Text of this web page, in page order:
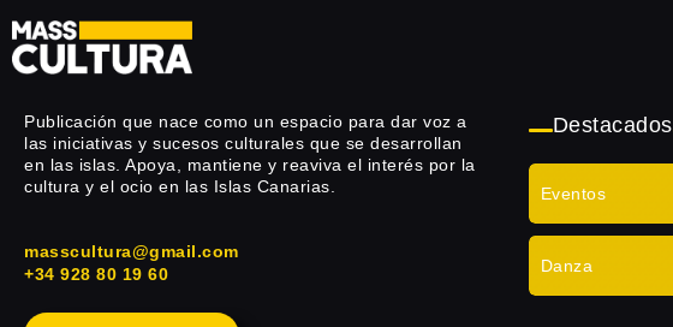
Publicación que nace como un espacio para dar voz a
las iniciativas y sucesos culturales que se desarrollan
en las islas. Apoya, mantiene y reaviva el interés por la
cultura y el ocio en las Islas Canarias.
masscultura@gmail.com
+34 928 80 19 60
Destacados
Eventos
Danza